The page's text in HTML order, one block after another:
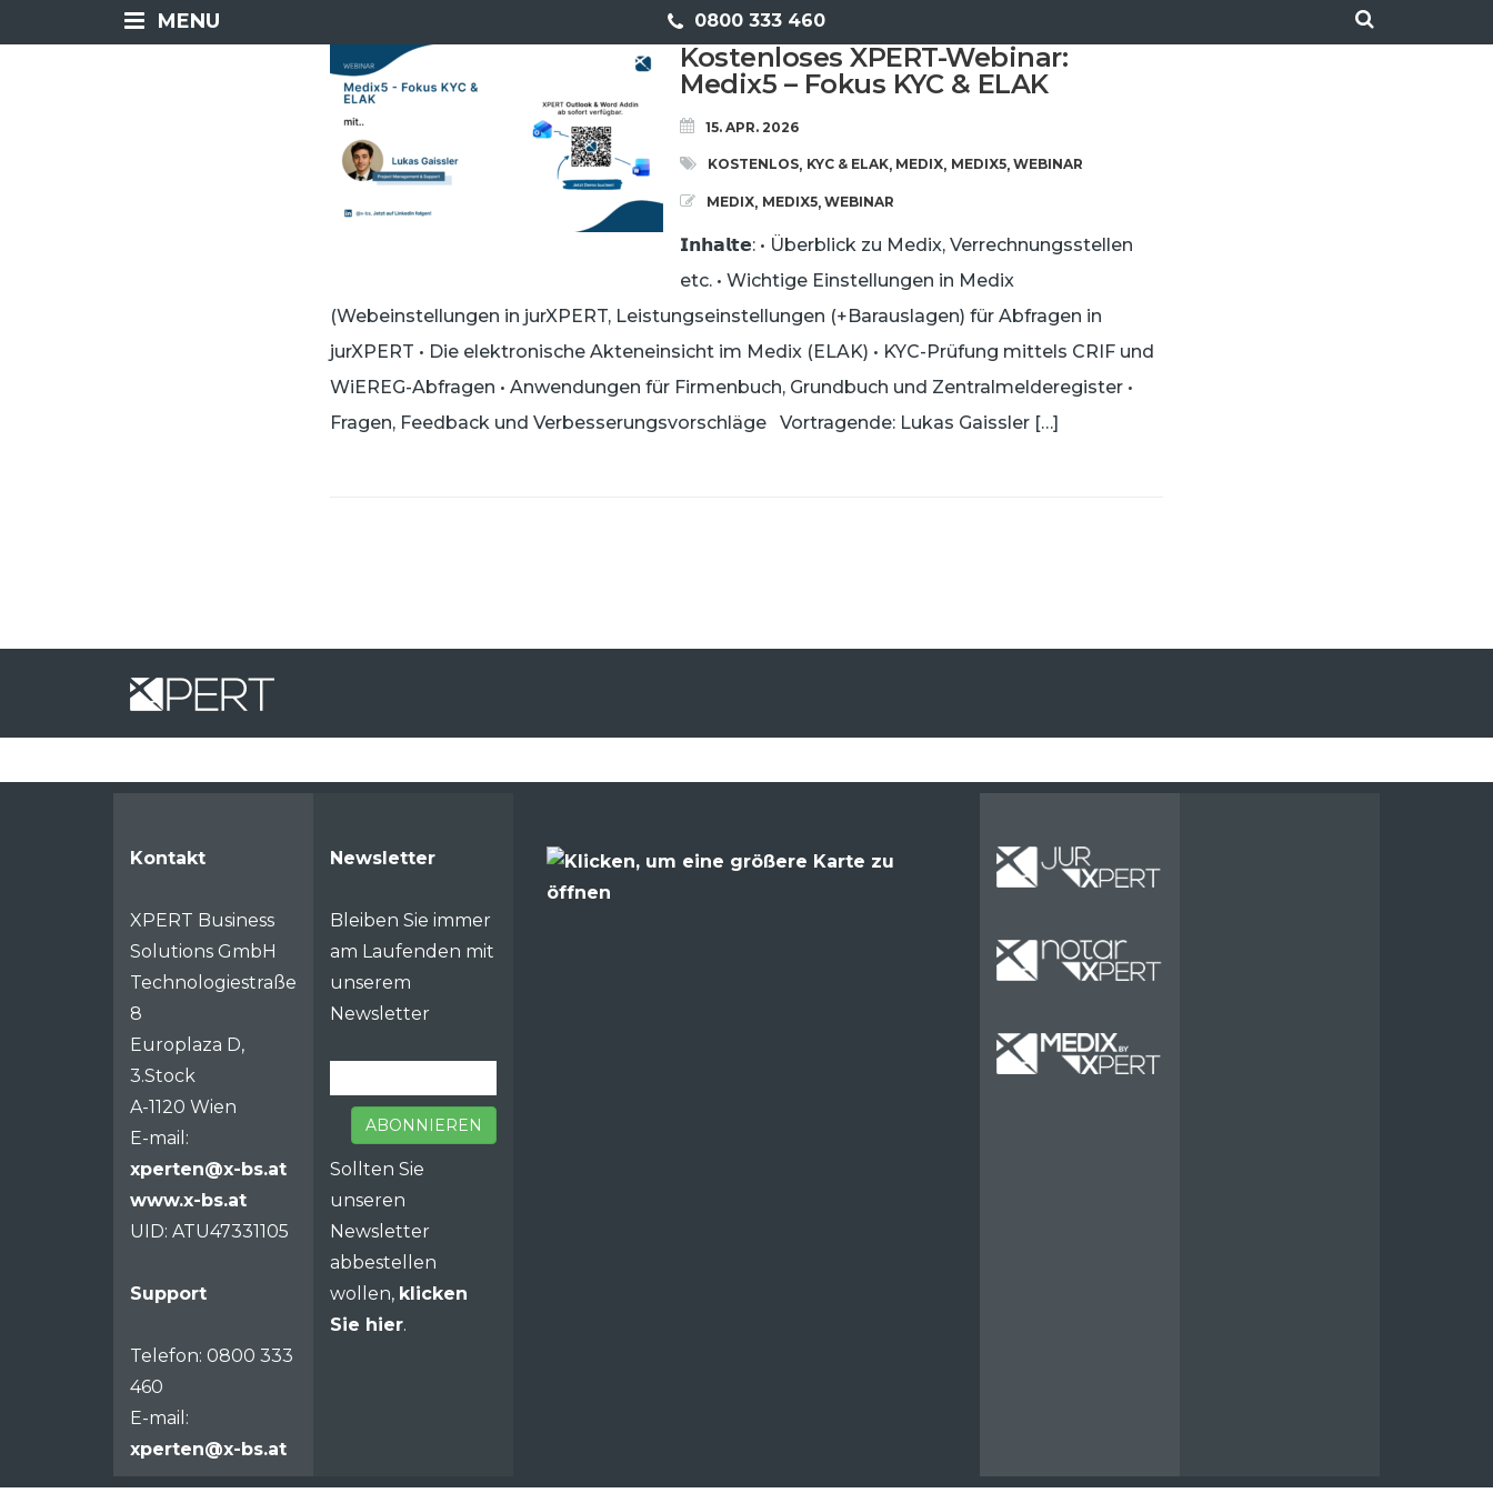
0800 333 460
MENU
Kostenloses XPERT-Webinar:
Medix5 – Fokus KYC & ELAK
15. APR. 2026
KOSTENLOS, KYC & ELAK, MEDIX, MEDIX5, WEBINAR
MEDIX, MEDIX5, WEBINAR
𝗜𝗻𝗵𝗮𝗹𝘁𝗲: • Überblick zu Medix, Verrechnungsstellen
etc. • Wichtige Einstellungen in Medix
(Webeinstellungen in jurXPERT, Leistungseinstellungen (+Barauslagen) für Abfragen in
jurXPERT • Die elektronische Akteneinsicht im Medix (ELAK) • KYC-Prüfung mittels CRIF und
WiEREG-Abfragen • Anwendungen für Firmenbuch, Grundbuch und Zentralmelderegister •
Fragen, Feedback und Verbesserungsvorschläge Vortragende: Lukas Gaissler […]
Kontakt
XPERT Business
Solutions GmbH
Technologiestraße
8
Europlaza D,
3.Stock
A-1120 Wien
E-mail:
xperten@x-bs.at
www.x-bs.at
UID: ATU47331105
Support
Telefon: 0800 333
460
E-mail:
xperten@x-bs.at
Newsletter
Bleiben Sie immer
am Laufenden mit
unserem
Newsletter
ABONNIEREN
Sollten Sie
unseren
Newsletter
abbestellen
wollen, klicken
Sie hier.
Miete
Miete
Miete